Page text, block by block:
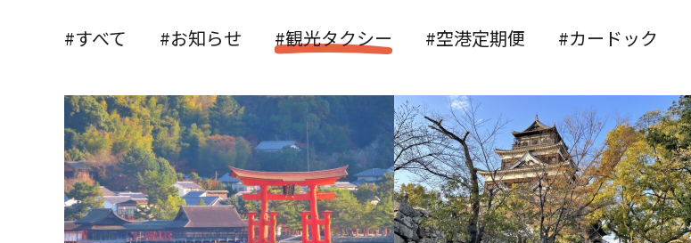
#すべて #お知らせ #観光タクシー #空港定期便 #カードック